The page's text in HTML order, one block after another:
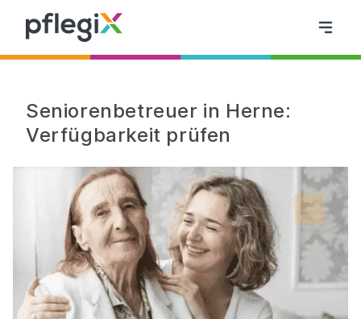
Seniorenbetreuer in Herne:
Verfügbarkeit prüfen